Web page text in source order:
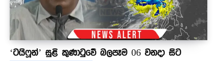
‘ටයිෆූන්’ සුළි කුණාටුවේ බලපෑම 06 වනදා සිට